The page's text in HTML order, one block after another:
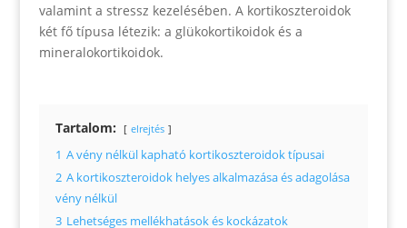
valamint a stressz kezelésében. A kortikoszteroidok
két fő típusa létezik: a glükokortikoidok és a
mineralokortikoidok.
Tartalom: elrejtés
1 A vény nélkül kapható kortikoszteroidok típusai
2 A kortikoszteroidok helyes alkalmazása és adagolása
vény nélkül
3 Lehetséges mellékhatások és kockázatok